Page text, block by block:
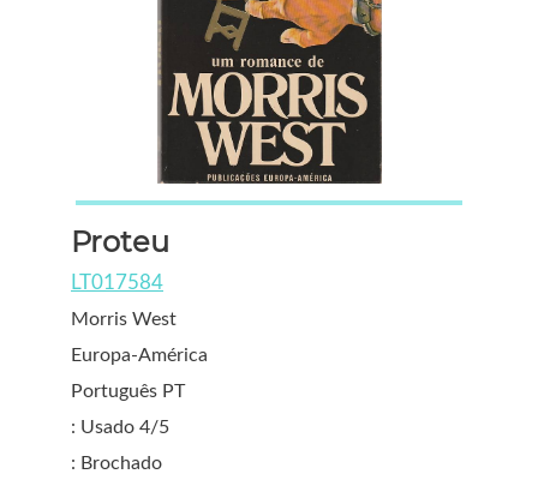
Proteu
LT017584
Morris West
Europa-América
Português PT
: Usado 4/5
: Brochado